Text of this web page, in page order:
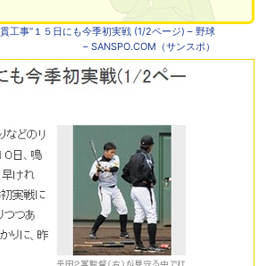
工事”１５日にも今季初実戦 (1/2ページ) – 野球
– SANSPO.COM（サンスポ）